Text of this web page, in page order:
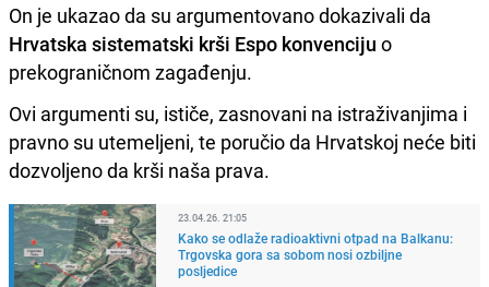
On je ukazao da su argumentovano dokazivali da
Hrvatska sistematski krši Espo konvenciju o
prekograničnom zagađenju.
Ovi argumenti su, ističe, zasnovani na istraživanjima i
pravno su utemeljeni, te poručio da Hrvatskoj neće biti
dozvoljeno da krši naša prava.
23.04.26. 21:05
Kako se odlaže radioaktivni otpad na Balkanu:
Trgovska gora sa sobom nosi ozbiljne
posljedice